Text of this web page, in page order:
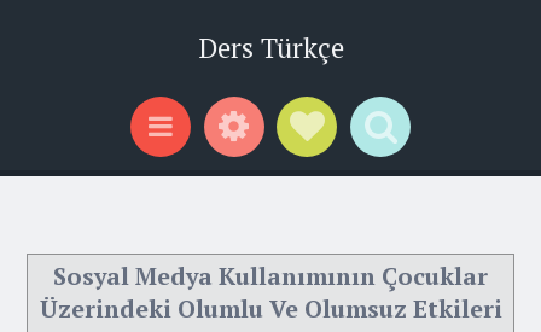
Ders Türkçe
Menu WidgetsSocial Links
Search
Sosyal Medya Kullanımının Çocuklar
Üzerindeki Olumlu Ve Olumsuz Etkileri